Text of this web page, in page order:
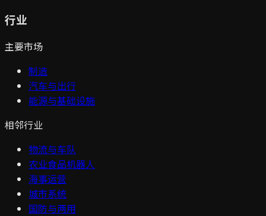
行业
主要市场
制造
汽车与出行
能源与基础设施
相邻行业
物流与车队
农业食品机器人
海事运营
城市系统
国防与两用